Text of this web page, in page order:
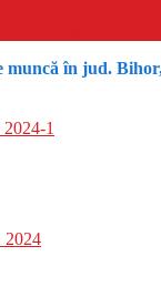
în jud.
1